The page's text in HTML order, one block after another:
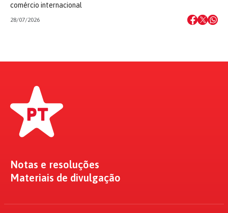
comércio internacional
28/07/2026
Notas e resoluções
Materiais de divulgação